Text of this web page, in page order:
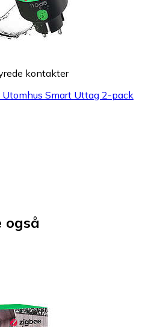
kontakter
Utomhus Smart Uttag 2-pack
også